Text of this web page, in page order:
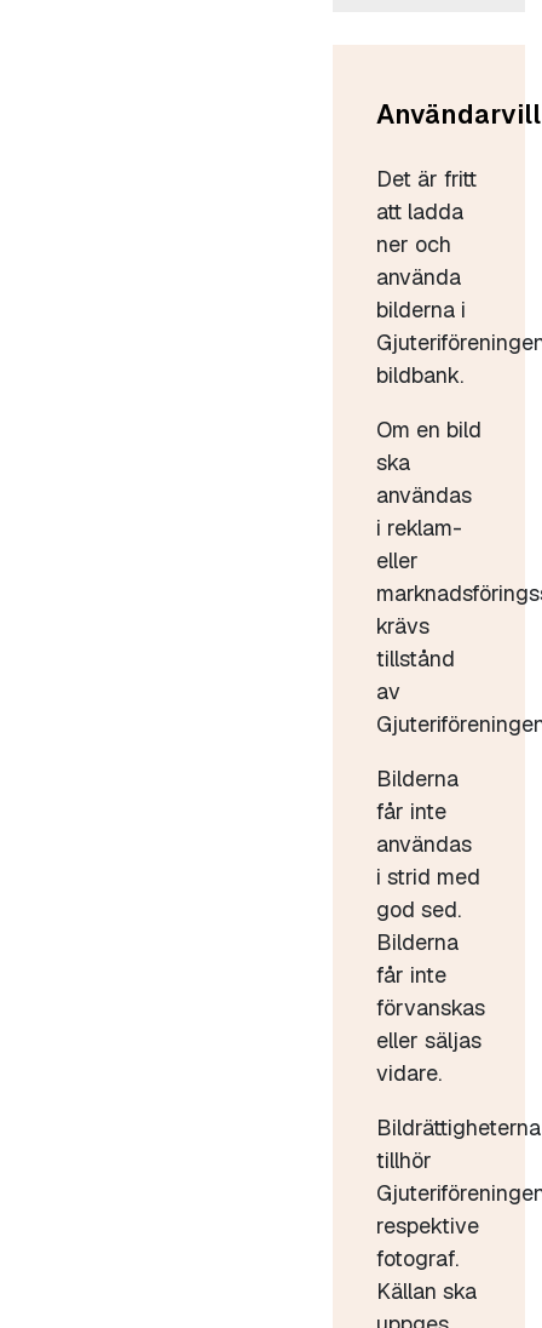
Det är fritt
att ladda
ner och
använda
bilderna i
bildbank.
Om en bild
ska
användas
i reklam-
eller
krävs
tillstånd
av
Bilderna
får inte
användas
i strid med
god sed.
Bilderna
får inte
förvanskas
eller säljas
vidare.
Bildrättigheterna
tillhör
respektive
fotograf.
Källan ska